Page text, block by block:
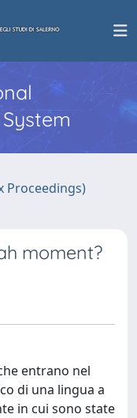
Proceedings)
moment?
entrano nel
di una lingua a
in cui sono state